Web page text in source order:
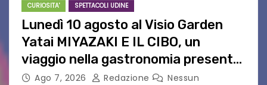
CURIOSITA' SPETTACOLI UDINE
Lunedì 10 agosto al Visio Garden
Yatai MIYAZAKI E IL CIBO, un
viaggio nella gastronomia presente
nei film di Hayao Miyazaki!
Ago 7, 2026 Redazione
Nessun